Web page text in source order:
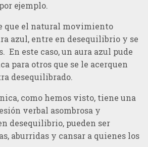
ejemplo.
que el natural movimiento
azul, entre en desequilibrio y se
En este caso, un aura azul pude
para otros que se le acerquen
desequilibrado.
como hemos visto, tiene una
verbal asombrosa y
desequilibrio, pueden ser
aburridas y cansar a quienes los